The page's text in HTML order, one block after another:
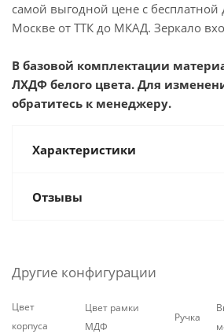
самой выгодной цене с бесплатной
Москве от ТТК до МКАД. Зеркало
В базовой комплектации
ЛХДФ белого цвета. Для
обратитесь к менеджеру.
Характеристики
Отзывы
Другие конфигурации
Цвет
корпуса
Цвет рамки
МДФ
Ручка